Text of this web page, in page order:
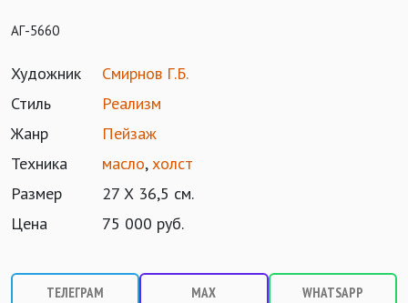
АГ-5660
Художник
Смирнов Г.Б.
Стиль
Реализм
Жанр
Пейзаж
Техника
масло,холст
Размер
27 Х 36,5 см.
Цена
75 000 руб.
ТЕЛЕГРАМ MAX WHATSAPP